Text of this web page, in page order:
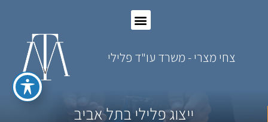
צחי מצרי - משרד עו"ד פלילי
ייצוג פלילי בתל אביב